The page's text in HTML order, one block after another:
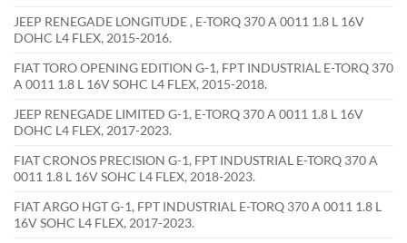
JEEP RENEGADE LONGITUDE , E-TORQ 370 A 0011 1.8 L 16V
DOHC L4 FLEX, 2015-2016.
FIAT TORO OPENING EDITION G-1, FPT INDUSTRIAL E-TORQ 370
A 0011 1.8 L 16V SOHC L4 FLEX, 2015-2018.
JEEP RENEGADE LIMITED G-1, E-TORQ 370 A 0011 1.8 L 16V
DOHC L4 FLEX, 2017-2023.
FIAT CRONOS PRECISION G-1, FPT INDUSTRIAL E-TORQ 370 A
0011 1.8 L 16V SOHC L4 FLEX, 2018-2023.
FIAT ARGO HGT G-1, FPT INDUSTRIAL E-TORQ 370 A 0011 1.8 L
16V SOHC L4 FLEX, 2017-2023.